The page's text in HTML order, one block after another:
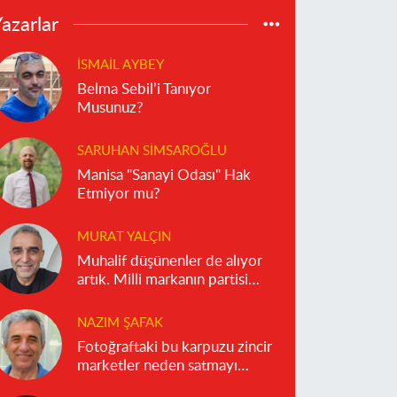
İSMAIL AYBEY
Belma Sebil’i Tanıyor
Musunuz?
SARUHAN SIMSAROĞLU
Manisa "Sanayi Odası" Hak
Etmiyor mu?
MURAT YALÇIN
Muhalif düşünenler de alıyor
artık. Milli markanın partisi
NAZIM ŞAFAK
Fotoğraftaki bu karpuzu zincir
marketler neden satmayı